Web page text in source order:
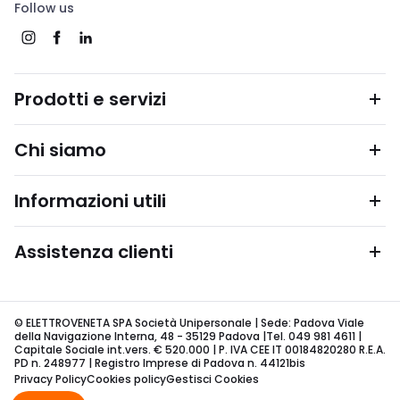
Follow us
Prodotti e servizi
Chi siamo
Informazioni utili
Assistenza clienti
© ELETTROVENETA SPA Società Unipersonale | Sede: Padova Viale
della Navigazione Interna, 48 - 35129 Padova |Tel. 049 981 4611 |
Capitale Sociale int.vers. € 520.000 | P. IVA CEE IT 00184820280 R.E.A.
PD n. 248977 | Registro Imprese di Padova n. 44121bis
Privacy PolicyCookies policyGestisci Cookies